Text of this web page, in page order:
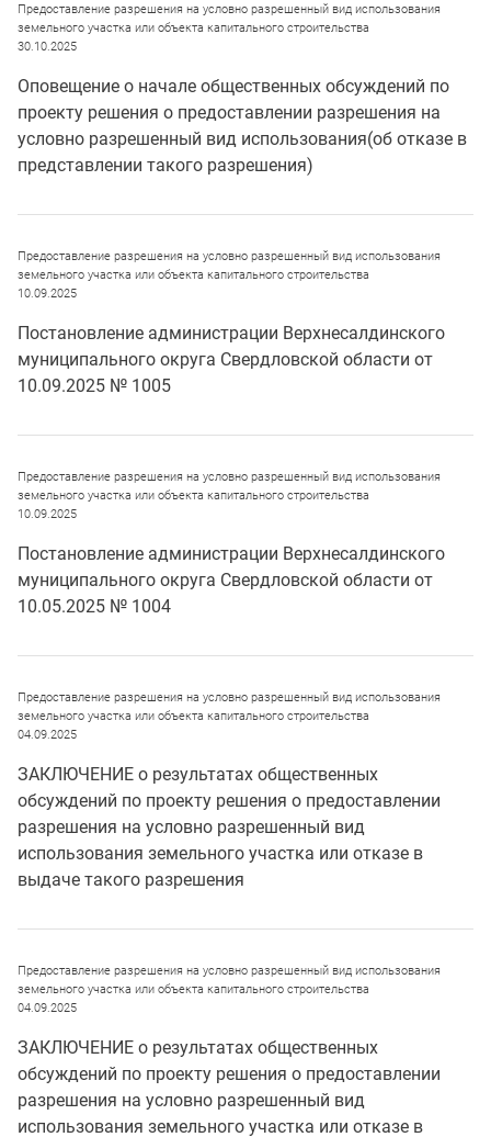
Предоставление разрешения на условно разрешенный вид использования
земельного участка или объекта капитального строительства
30.10.2025
Оповещение о начале общественных обсуждений по
проекту решения о предоставлении разрешения на
условно разрешенный вид использования(об отказе в
представлении такого разрешения)
Предоставление разрешения на условно разрешенный вид использования
земельного участка или объекта капитального строительства
10.09.2025
Постановление администрации Верхнесалдинского
муниципального округа Свердловской области от
10.09.2025 № 1005
Предоставление разрешения на условно разрешенный вид использования
земельного участка или объекта капитального строительства
10.09.2025
Постановление администрации Верхнесалдинского
муниципального округа Свердловской области от
10.05.2025 № 1004
Предоставление разрешения на условно разрешенный вид использования
земельного участка или объекта капитального строительства
04.09.2025
ЗАКЛЮЧЕНИЕ о результатах общественных
обсуждений по проекту решения о предоставлении
разрешения на условно разрешенный вид
использования земельного участка или отказе в
выдаче такого разрешения
Предоставление разрешения на условно разрешенный вид использования
земельного участка или объекта капитального строительства
04.09.2025
ЗАКЛЮЧЕНИЕ о результатах общественных
обсуждений по проекту решения о предоставлении
разрешения на условно разрешенный вид
использования земельного участка или отказе в